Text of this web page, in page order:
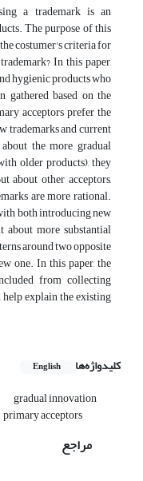
a trademark is an
The purpose of this
costumer's criteria for
In this paper,
hygienic products who
gathered based on the
acceptors prefer the
trademarks and current
the more gradual
older products), they
about other acceptors,
are more rational.
both introducing new
about more substantial
around two opposite
one. In this paper, the
from collecting
explain the existing
کلیدواژه‌ها English
gradual innovation
primary acceptors
مراجع